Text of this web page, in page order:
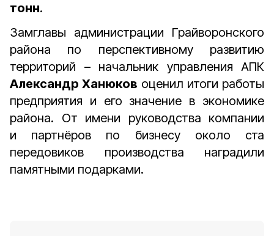
тонн.
Замглавы администрации Грайворонского
района по перспективному развитию
территорий – начальник управления АПК
Александр Ханюков оценил итоги работы
предприятия и его значение в экономике
района. От имени руководства компании
и партнёров по бизнесу около ста
передовиков производства наградили
памятными подарками.